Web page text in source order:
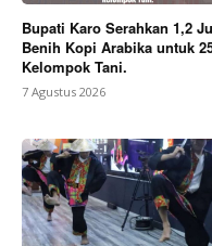
Bupati Karo Serahkan 1,2
Benih Kopi Arabika untuk
Kelompok Tani.
7 Agustus 2026